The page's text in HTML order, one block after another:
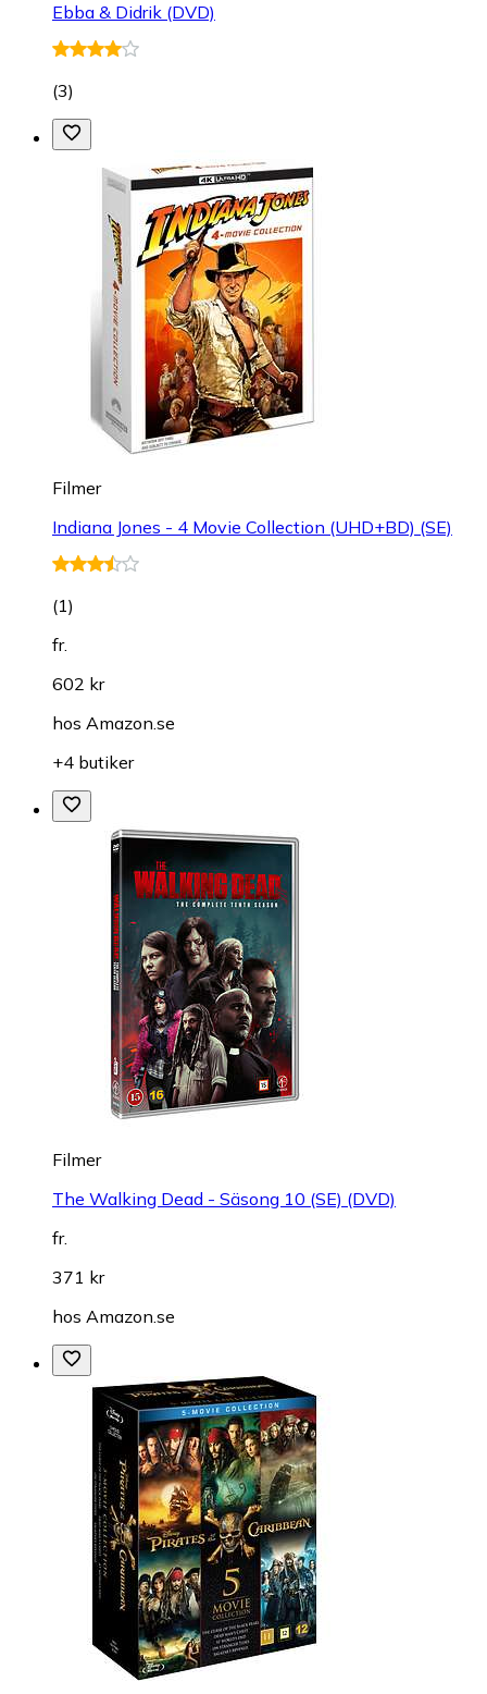
Ebba & Didrik (DVD)
(3)
Filmer
Indiana Jones - 4 Movie Collection (UHD+BD) (SE)
(1)
fr.
602 kr
hos Amazon.se
+4 butiker
Filmer
The Walking Dead - Säsong 10 (SE) (DVD)
fr.
371 kr
hos Amazon.se